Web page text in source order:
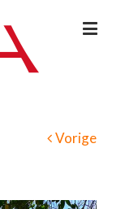
Vorige